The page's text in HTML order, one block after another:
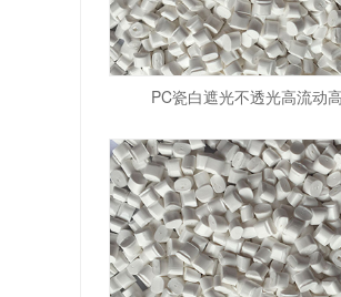
PC瓷白遮光不透光高流动